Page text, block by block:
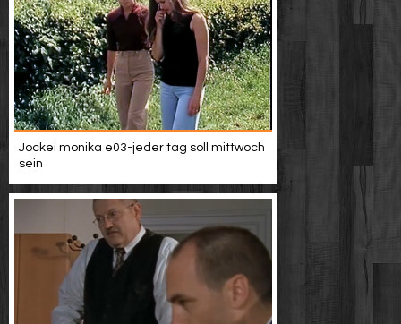
Jockei monika e03-jeder tag soll mittwoch
sein